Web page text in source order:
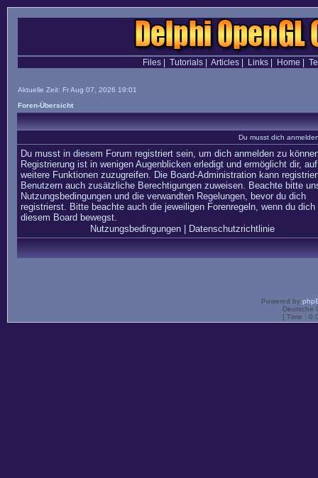
Files| Tutorials| Articles| Links| Home
Aktuelle Zeit: Fr Aug 07, 2026 19:01
Foren-Übersicht
Du musst dich
Du musst in diesem Forum registriert sein, um dich anmelden zu
Registrierung ist in wenigen Augenblicken erledigt und ermöglicht dir, auf
weitere Funktionen zuzugreifen. Die Board-Administration kann
Benutzern auch zusätzliche Berechtigungen zuweisen. Beachte bitte
Nutzungsbedingungen und die verwandten Regelungen, bevor du dich
registrierst. Bitte beachte auch die jeweiligen Forenregeln, wenn du dich
diesem Board bewegst.
Nutzungsbedingungen| Datenschutzrichtlinie
Powered by
Deutsche
[ Time :